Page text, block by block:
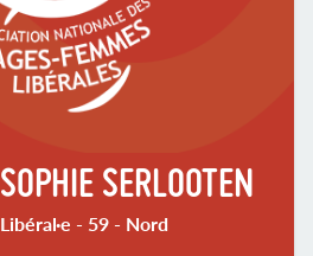
SOPHIE SERLOOTEN
Libéral·e - 59 - Nord